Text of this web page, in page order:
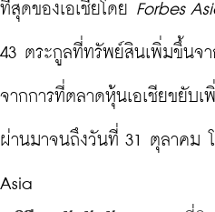
ที่สุดของเอเชียโดย Forbes
43 ตระกูลที่ทรัพย์สินเพิ่มขึ้นจ
จากการที่ตลาดหุ้นเอเชียขยับ
ผ่านมาจนถึงวันที่ 31 ตุลาคม